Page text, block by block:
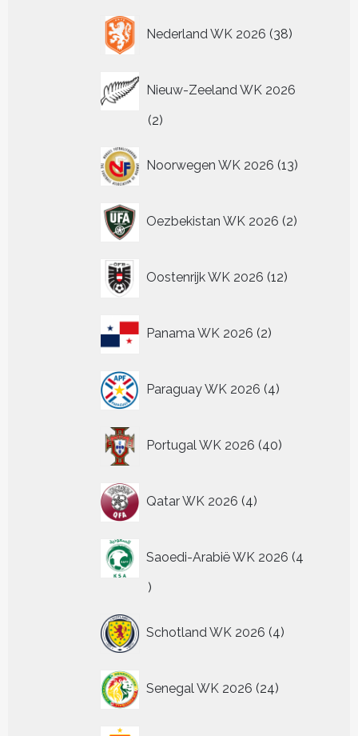
Nederland WK 2026 38
producten
Nieuw-Zeeland WK 2026
22
Noorwegen WK 2026 13
producten
Oezbekistan WK 2026 2
producten
Oostenrijk WK 2026 12
producten
Panama WK 2026 2
producten
Paraguay WK 2026 4
producten
Portugal WK 2026 40
producten
Qatar WK 2026 4
producten
Saoedi-Arabië WK 2026 4
4
Schotland WK 2026 4
producten
Senegal WK 2026 24
producten